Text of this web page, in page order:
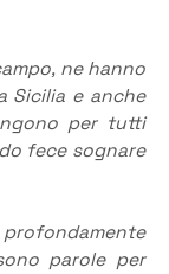
ne hanno
Sicilia e anche
per tutti
fece sognare
parole per